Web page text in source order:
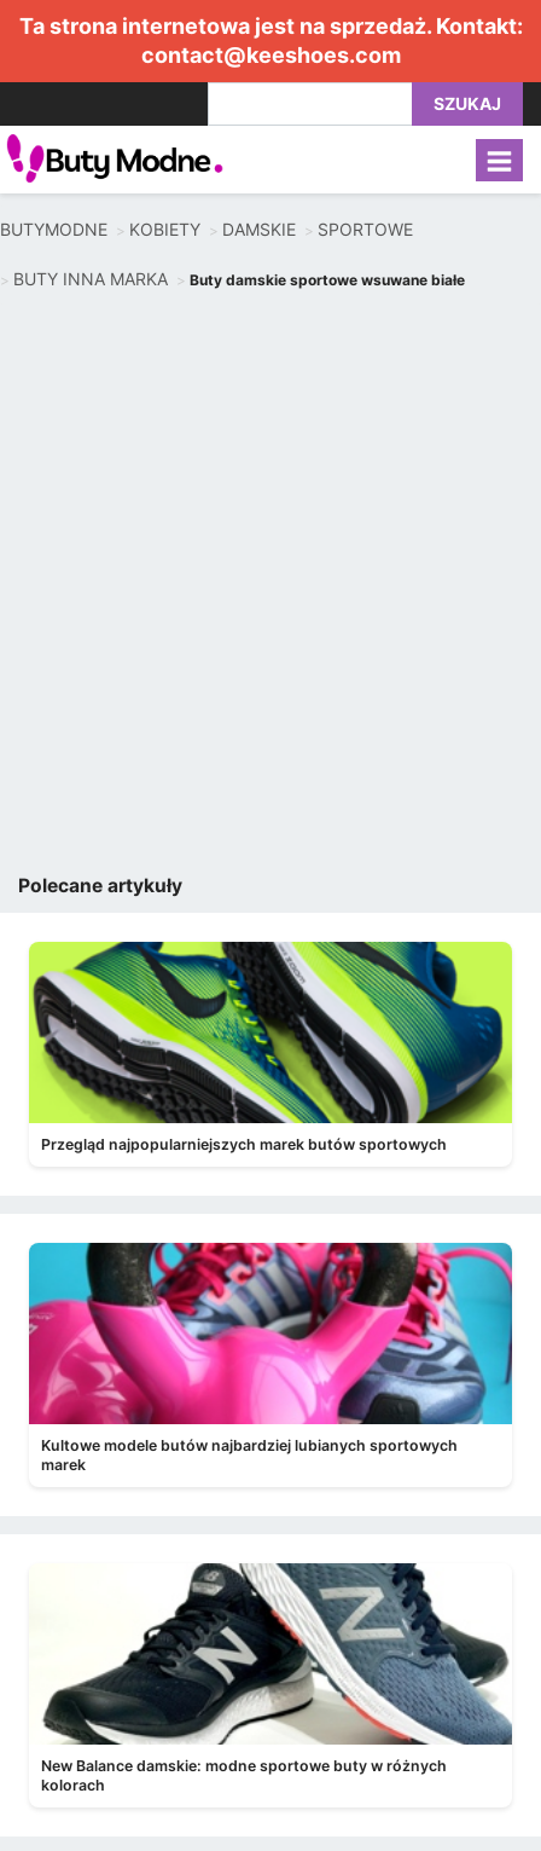
Ta strona internetowa jest na sprzedaż. Kontakt:
contact@keeshoes.com
SZUKAJ
BUTYMODNE KOBIETY DAMSKIE SPORTOWE
BUTY INNA MARKA Buty damskie sportowe wsuwane białe
Polecane artykuły
Przegląd najpopularniejszych marek butów sportowych
Kultowe modele butów najbardziej lubianych sportowych
marek
New Balance damskie: modne sportowe buty w różnych
kolorach